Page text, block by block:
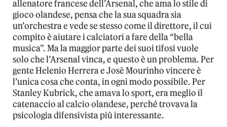
allenatore francese dell’Arsenal, che ama lo stile di
gioco olandese, pensa che la sua squadra sia
un’orchestra e vede se stesso come il direttore, il cui
compito è aiutare i calciatori a fare della “bella
musica”. Ma la maggior parte dei suoi tifosi vuole
solo che l’Arsenal vinca, e questo è un problema. Per
gente Helenio Herrera e Josè Mourinho vincere è
l’unica cosa che conta, in ogni modo possibile. Per
Stanley Kubrick, che amava lo sport, era meglio il
catenaccio al calcio olandese, perché trovava la
psicologia difensivista più interessante.